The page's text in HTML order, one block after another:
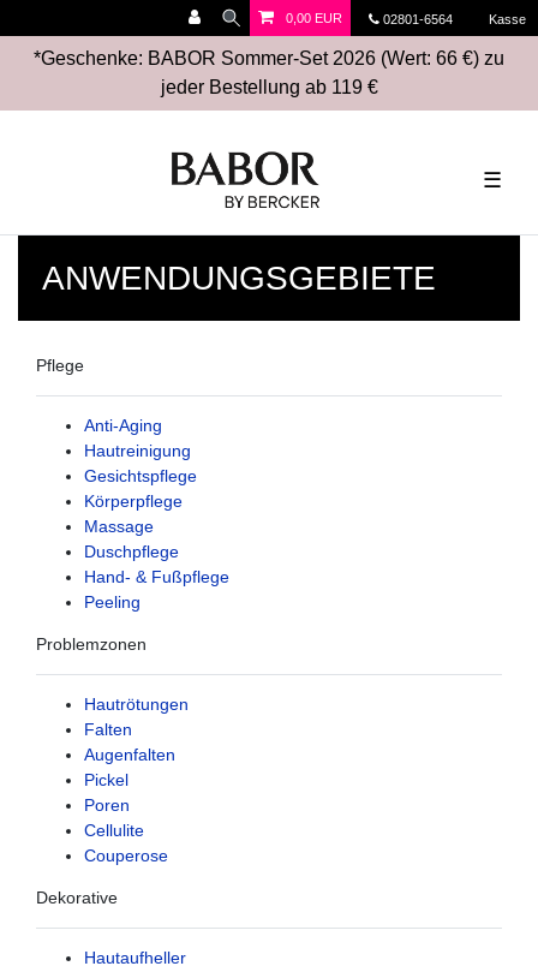
02801-6564 Kasse
0,00 EUR
*Geschenke: BABOR Sommer-Set 2026 (Wert: 66 €) zu
jeder Bestellung ab 119 €
☰
ANWENDUNGSGEBIETE
Pflege
Anti-Aging
Hautreinigung
Gesichtspflege
Körperpflege
Massage
Duschpflege
Hand- & Fußpflege
Peeling
Problemzonen
Hautrötungen
Falten
Augenfalten
Pickel
Poren
Cellulite
Couperose
Dekorative
Hautaufheller